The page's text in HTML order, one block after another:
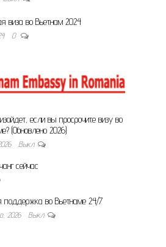
виза во Вьетнам 2024
0
если вы просрочите визу во
(Обновлено 2026)
Выкл.
сейчас
поддержка во Вьетнаме 24/7
2026 Выкл.